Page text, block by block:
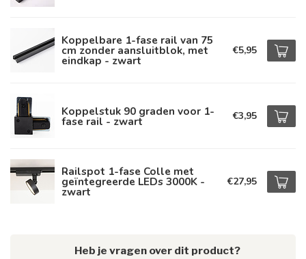
Koppelbare 1-fase rail van 75
cm zonder aansluitblok, met
eindkap - zwart
€5,95
Koppelstuk 90 graden voor 1-
fase rail - zwart €3,95
Railspot 1-fase Colle met
geïntegreerde LEDs 3000K -
zwart
€27,95
Heb je vragen over dit product?